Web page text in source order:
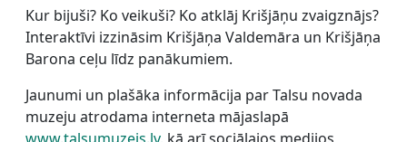
Kur bijuši? Ko veikuši? Ko atklāj Krišjāņu zvaigznājs?
Interaktīvi izzināsim Krišjāņa Valdemāra un Krišjāņa
Barona ceļu līdz panākumiem.
Jaunumi un plašāka informācija par Talsu novada
muzeju atrodama interneta mājaslapā